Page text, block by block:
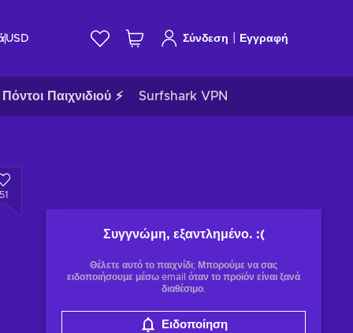
USD Σύνδεση Εγγραφή
Πόντοι Παιχνιδιού ⚡ Surfshark VPN
51
Συγγνώμη, εξαντλημένο. :(
Θέλετε αυτό το παιχνίδι; Μπορούμε να σας
ειδοποιήσουμε μέσω email όταν το προϊόν είναι ξανά
διαθέσιμο.
Ειδοποίηση